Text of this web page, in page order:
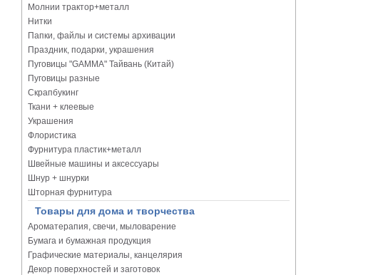
Молнии трактор+металл
Нитки
Папки, файлы и системы архивации
Праздник, подарки, украшения
Пуговицы "GAMMA" Тайвань (Китай)
Пуговицы разные
Скрапбукинг
Ткани + клеевые
Украшения
Флористика
Фурнитура пластик+металл
Швейные машины и аксессуары
Шнур + шнурки
Шторная фурнитура
Товары для дома и творчества
Ароматерапия, свечи, мыловарение
Бумага и бумажная продукция
Графические материалы, канцелярия
Декор поверхностей и заготовок